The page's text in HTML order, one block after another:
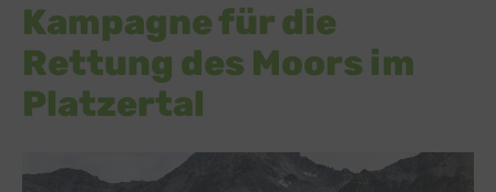
Kampagne für die
Rettung des Moors im
Platzertal